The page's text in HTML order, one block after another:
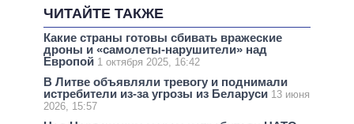
ЧИТАЙТЕ ТАКЖЕ
Какие страны готовы сбивать вражеские
дроны и «самолеты-нарушители» над
Европой 1 октября 2025, 16:42
В Литве объявляли тревогу и поднимали
истребители из-за угрозы из Беларуси 13 июня
2026, 15:57